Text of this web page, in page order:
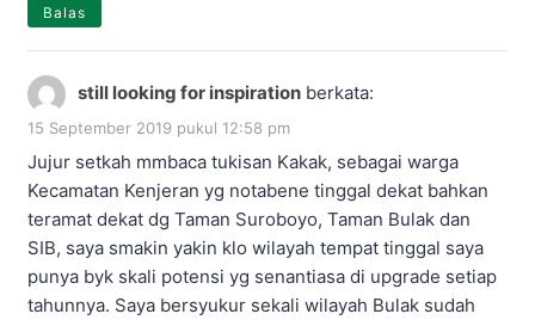
Balas
still looking for inspiration berkata:
15 September 2019 pukul 12:58 pm
Jujur setkah mmbaca tukisan Kakak, sebagai warga
Kecamatan Kenjeran yg notabene tinggal dekat bahkan
teramat dekat dg Taman Suroboyo, Taman Bulak dan
SIB, saya smakin yakin klo wilayah tempat tinggal saya
punya byk skali potensi yg senantiasa di upgrade setiap
tahunnya. Saya bersyukur sekali wilayah Bulak sudah